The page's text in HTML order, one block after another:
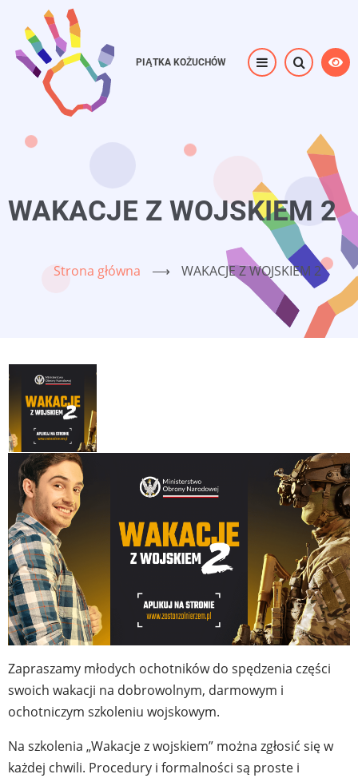
treści
PIĄTKA KOŻUCHÓW
WAKACJE Z WOJSKIEM 2
Strona główna ⟶ WAKACJE Z WOJSKIEM 2
Zapraszamy młodych ochotników do spędzenia części
swoich wakacji na dobrowolnym, darmowym i
ochotniczym szkoleniu wojskowym.
Na szkolenia „Wakacje z wojskiem” można zgłosić się w
każdej chwili. Procedury i formalności są proste i